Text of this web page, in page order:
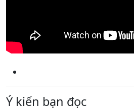
Ý kiến bạn đọc